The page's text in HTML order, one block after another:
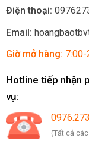
Điện thoại:
Email:
Giờ mở hàng: 7:00-
Hotline tiếp nhận
vụ:
(Tất cả